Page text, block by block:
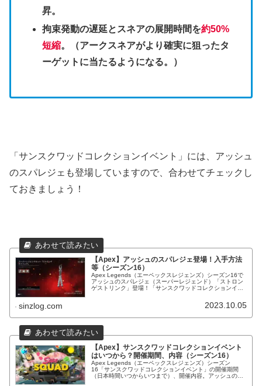
昇。
拘束発動の遅延とスネアの展開時間を約50%
短縮。（アークスネアがより確実に狙ったタ
ーゲットに当たるようになる。）
「サンスクワッドコレクションイベント」には、アッシュ
のスパレジェも登場していますので、合わせてチェックし
ておきましょう！
【Apex】アッシュのスパレジェ登場！入手方法
等（シーズン16）
Apex Legends（エーペックスレジェンズ）シーズン16で
アッシュのスパレジェ（スーパーレジェンド）「ストロン
ゲストリンク」登場！「サンスクワッドコレクションイベ
sinzlog.com 2023.10.05
【Apex】サンスクワッドコレクションイベント
はいつから？開催期間、内容（シーズン16）
Apex Legends（エーペックスレジェンズ）シーズン
16「サンスクワッドコレクションイベント」の開催期間
（日本時間いつからいつまで）、開催内容。アッシュのス